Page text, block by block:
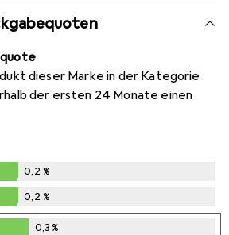
dieser Marke in der Kategorie
der ersten 24 Monate einen
%
0,2 %
%
0,2 %
0,3%